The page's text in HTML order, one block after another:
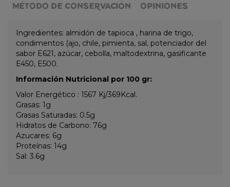
MÉTODO DE CONSERVACIÓN
OPINIONES
Ingredientes: almidón de tapioca , harina de trigo,
condimentos (ajo, chile, pimienta, sal, potenciador del
sabor E621, azúcar, cebolla, maltodextrina, gasificante
E450, E500.
Información Nutricional por 100 gr:
Valor Energético : 1567 Kj/369Kcal.
Grasas: 1g
Grasas Saturadas: 0.5g
Hidratos de Carbono: 76g
Azucares: 6g
Proteínas: 14g
Sal: 3.6g